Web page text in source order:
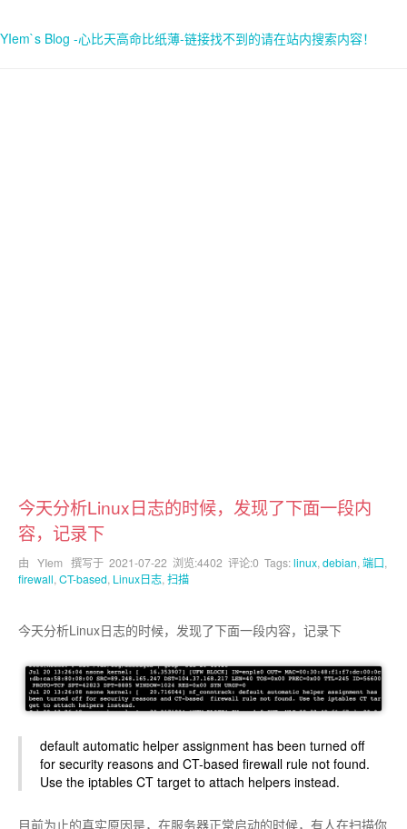
YIem`s Blog -心比天高命比纸薄-链接找不到的请在站内搜索内容！
今天分析Linux日志的时候，发现了下面一段内
容，记录下
由 YIem 撰写于 2021-07-22 浏览:4402 评论:0 Tags:linux, debian, 端口,
firewall, CT-based, Linux日志, 扫描
今天分析Linux日志的时候，发现了下面一段内容，记录下
default automatic helper assignment has been turned off
for security reasons and CT-based firewall rule not found.
Use the iptables CT target to attach helpers instead.
目前为止的真实原因是，在服务器正常启动的时候，有人在扫描你